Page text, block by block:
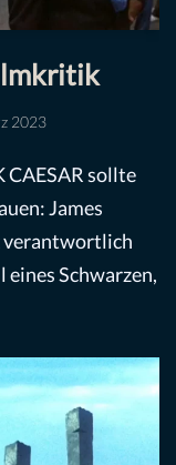
2023
sollte
James
verantwortlich
Schwarzen,